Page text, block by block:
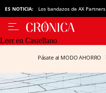
ES NOTICIA: Los bandazos de AX Partners
Leer en Castellano
Pásate al MODO AHORRO